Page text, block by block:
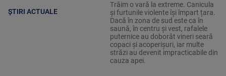
ȘTIRI ACTUALE
Trăim o vară la extreme. Canicula
și furtunile violente își împart țara.
Dacă în zona de sud este ca în
saună, în centru și vest, rafalele
puternice au doborât vineri seară
copaci și acoperișuri, iar multe
străzi au devenit impracticabile din
cauza apei.